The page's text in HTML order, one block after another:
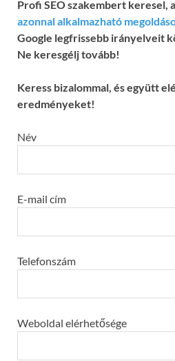
Profi SEO szakembert keresel,
azonnal alkalmazható
Google legfrissebb irányelveit
Ne keresgélj tovább!
Keress bizalommal, és együtt
eredményeket!
Név
E-mail cím
Telefonszám
Weboldal elérhetősége